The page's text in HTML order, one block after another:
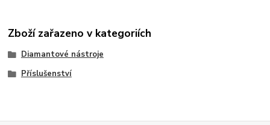
Zboží zařazeno v kategoriích
Diamantové nástroje
Příslušenství